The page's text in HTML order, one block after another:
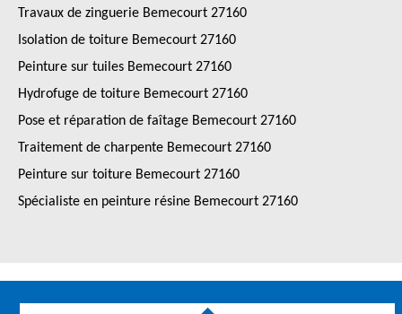
Travaux de zinguerie Bemecourt 27160
Isolation de toiture Bemecourt 27160
Peinture sur tuiles Bemecourt 27160
Hydrofuge de toiture Bemecourt 27160
Pose et réparation de faîtage Bemecourt 27160
Traitement de charpente Bemecourt 27160
Peinture sur toiture Bemecourt 27160
Spécialiste en peinture résine Bemecourt 27160